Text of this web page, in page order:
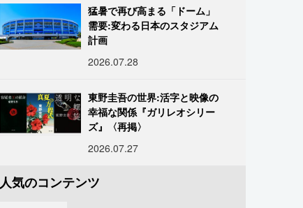
猛暑で再び高まる「ドーム」
需要:変わる日本のスタジアム
計画
2026.07.28
東野圭吾の世界:活字と映像の
幸福な関係『ガリレオシリー
ズ』〈再掲〉
2026.07.27
人気のコンテンツ